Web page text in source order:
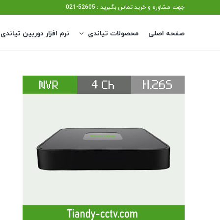
جهت مشاوره و خرید تماس بگیرید : 52605-021
صفحه اصلی محصولات تیاندی نرم افزار دوربین تیاندی